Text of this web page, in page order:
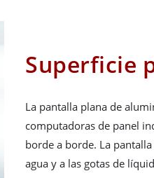
Superficie
La pantalla plana de
computadoras de panel
borde a borde. La
agua y a las gotas de